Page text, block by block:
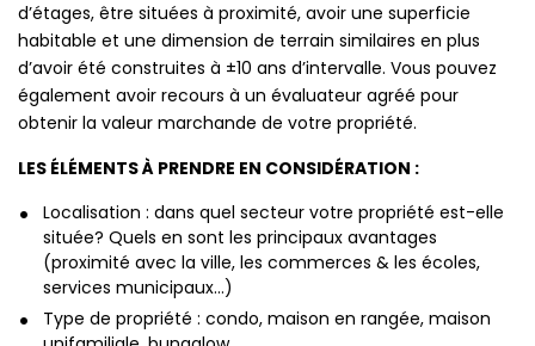
d’étages, être situées à proximité, avoir une superficie
habitable et une dimension de terrain similaires en plus
d’avoir été construites à ±10 ans d’intervalle. Vous pouvez
également avoir recours à un évaluateur agréé pour
obtenir la valeur marchande de votre propriété.
LES ÉLÉMENTS À PRENDRE EN CONSIDÉRATION :
Localisation : dans quel secteur votre propriété est-elle
située? Quels en sont les principaux avantages
(proximité avec la ville, les commerces & les écoles,
services municipaux…)
Type de propriété : condo, maison en rangée, maison